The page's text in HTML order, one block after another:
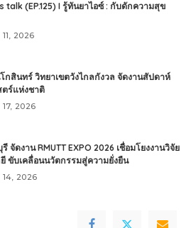
talk (EP.125) I รู้ทันยาไอซ์ : กับดักความสุข
2026
กสินทร์ วิทยาเขตวังไกลกังวล จัดงานสัปดาห์
ร์แห่งชาติ
2026
จัดงาน RMUTT EXPO 2026 เชื่อมโยงงานวิจัย
ขับเคลื่อนนวัตกรรมสู่ความยั่งยืน
14, 2026